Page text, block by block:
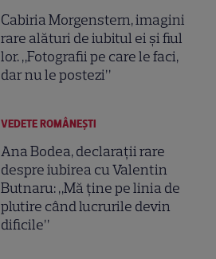
Cabiria Morgenstern, imagini
rare alături de iubitul ei și fiul
lor. „Fotografii pe care le faci,
dar nu le postezi”
VEDETE ROMÂNEŞTI
Ana Bodea, declarații rare
despre iubirea cu Valentin
Butnaru: „Mă ține pe linia de
plutire când lucrurile devin
dificile”